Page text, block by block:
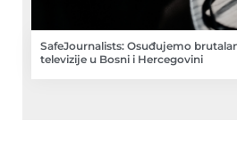
SafeJournalists: Osuđujemo
televizije u Bosni i Hercegovini